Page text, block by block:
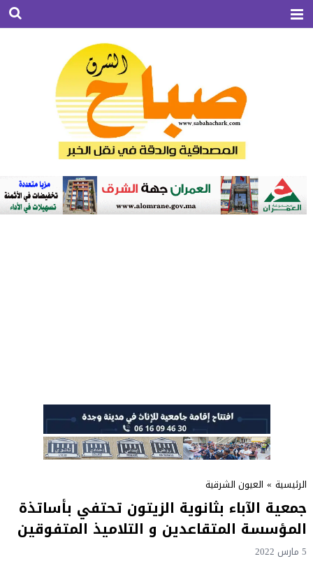
الرئيسية » العيون الشرقية
جمعية الآباء بثانوية الزيتون تحتفي بأساتذة
المؤسسة المتقاعدين و التلاميذ المتفوقين
5 مارس 2022